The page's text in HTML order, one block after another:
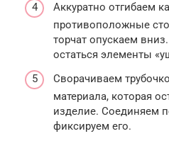
Аккуратно отгибаем
противоположные
торчат опускаем
остаться элементы
Сворачиваем
материала, которая
изделие. Соединяем
фиксируем его.